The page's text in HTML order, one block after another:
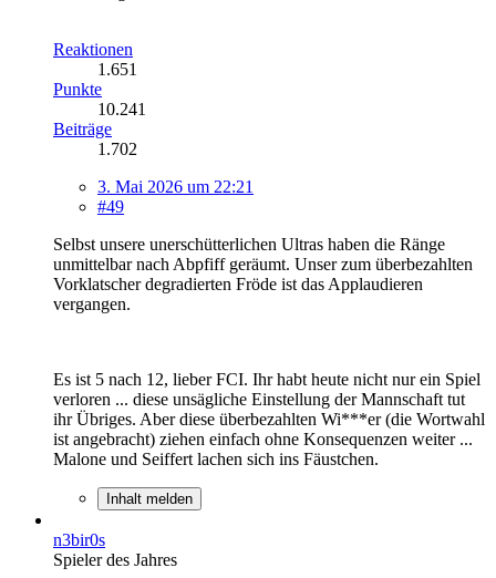
Reaktionen
1.651
Punkte
10.241
Beiträge
1.702
3. Mai 2026 um 22:21
#49
Selbst unsere unerschütterlichen Ultras haben die Ränge
unmittelbar nach Abpfiff geräumt. Unser zum überbezahlten
Vorklatscher degradierten Fröde ist das Applaudieren
vergangen.
Es ist 5 nach 12, lieber FCI. Ihr habt heute nicht nur ein Spiel
verloren ... diese unsägliche Einstellung der Mannschaft tut
ihr Übriges. Aber diese überbezahlten Wi***er (die Wortwahl
ist angebracht) ziehen einfach ohne Konsequenzen weiter ...
Malone und Seiffert lachen sich ins Fäustchen.
Inhalt melden
n3bir0s
Spieler des Jahres